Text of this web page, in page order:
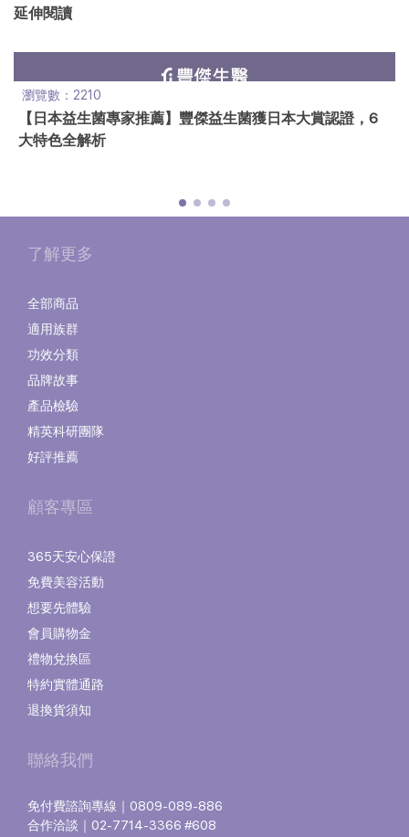
延伸閱讀
瀏覽數：2210
【日本益生菌專家推薦】豐傑益生菌獲日本大賞認證，6
大特色全解析
了解更多
全部商品
適用族群
功效分類
品牌故事
產品檢驗
精英科研團隊
好評推薦
顧客專區
365天安心保證
免費美容活動
想要先體驗
會員購物金
禮物兌換區
特約實體通路
退換貨須知
聯絡我們
免付費諮詢專線｜0809-089-886
合作洽談｜02-7714-3366 #608